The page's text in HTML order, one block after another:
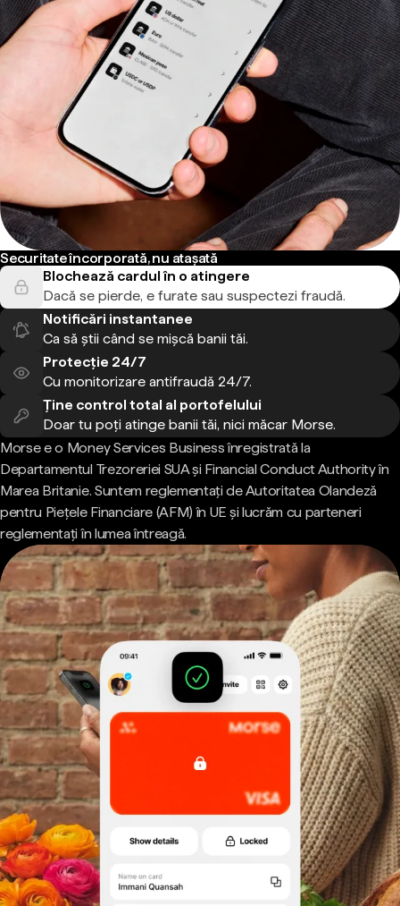
Securitate încorporată, nu atașată
Blochează cardul în o atingere
Dacă se pierde, e furate sau suspectezi fraudă.
Notificări instantanee
Ca să știi când se mișcă banii tăi.
Protecție 24/7
Cu monitorizare antifraudă 24/7.
Ține control total al portofelului
Doar tu poți atinge banii tăi, nici măcar Morse.
Morse e o Money Services Business înregistrată la
Departamentul Trezoreriei SUA și Financial Conduct Authority în
Marea Britanie. Suntem reglementați de Autoritatea Olandeză
pentru Piețele Financiare (AFM) în UE și lucrăm cu parteneri
reglementați în lumea întreagă.